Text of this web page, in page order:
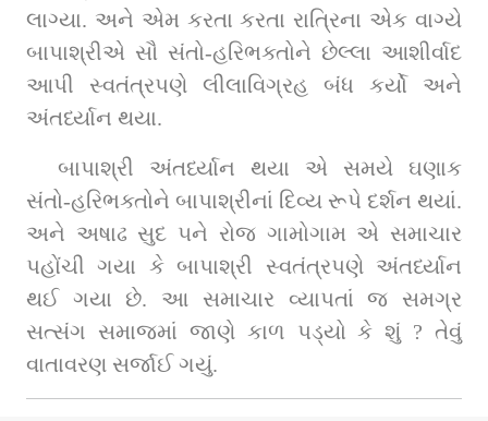
લાગ્યા. અને એમ કરતા કરતા રાત્રિના એક વાગ્યે
બાપાશ્રીએ સૌ સંતો-હરિભક્તોને છેલ્લા આશીર્વાદ
આપી સ્વતંત્રપણે લીલાવિગ્રહ બંધ કર્યો અને
અંતર્ધ્યાન થયા.
બાપાશ્રી અંતર્ધ્યાન થયા એ સમયે ઘણાક
સંતો-હરિભક્તોને બાપાશ્રીનાં દિવ્ય રૂપે દર્શન થયાં.
અને અષાઢ સુદ ૫ને રોજ ગામોગામ એ સમાચાર
પહોંચી ગયા કે બાપાશ્રી સ્વતંત્રપણે અંતર્ધ્યાન
થઈ ગયા છે. આ સમાચાર વ્યાપતાં જ સમગ્ર
સત્સંગ સમાજમાં જાણે કાળ પડ્યો કે શું ? તેવું
વાતાવરણ સર્જાઈ ગયું.